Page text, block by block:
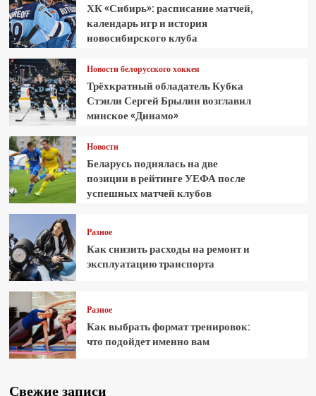
ХК «Сибирь»: расписание матчей,
календарь игр и история
новосибирского клуба
Новости белорусского хоккея
Трёхкратный обладатель Кубка
Стэнли Сергей Брылин возглавил
минское «Динамо»
Новости
Беларусь поднялась на две
позиции в рейтинге УЕФА после
успешных матчей клубов
Разное
Как снизить расходы на ремонт и
эксплуатацию транспорта
Разное
Как выбрать формат тренировок:
что подойдет именно вам
Свежие записи